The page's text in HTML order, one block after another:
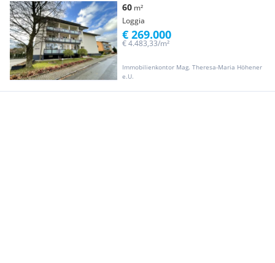
60 m²
Loggia
Immobilienkontor Mag. Theresa-Maria Höhener
e.U.
€ 4.483,33/m²
€ 269.000